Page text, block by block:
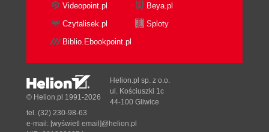
Videopoint.pl
Beya.pl
Czytalisek.pl
Sploty
Biblio.Ebookpoint.pl
© Helion.pl 1991-2026
Helion.pl sp. z o.o.
ul. Kościuszki 1c
44-100 Gliwice
tel. (32) 230-98-63
e-mail: [wyświetl email]@helion.pl